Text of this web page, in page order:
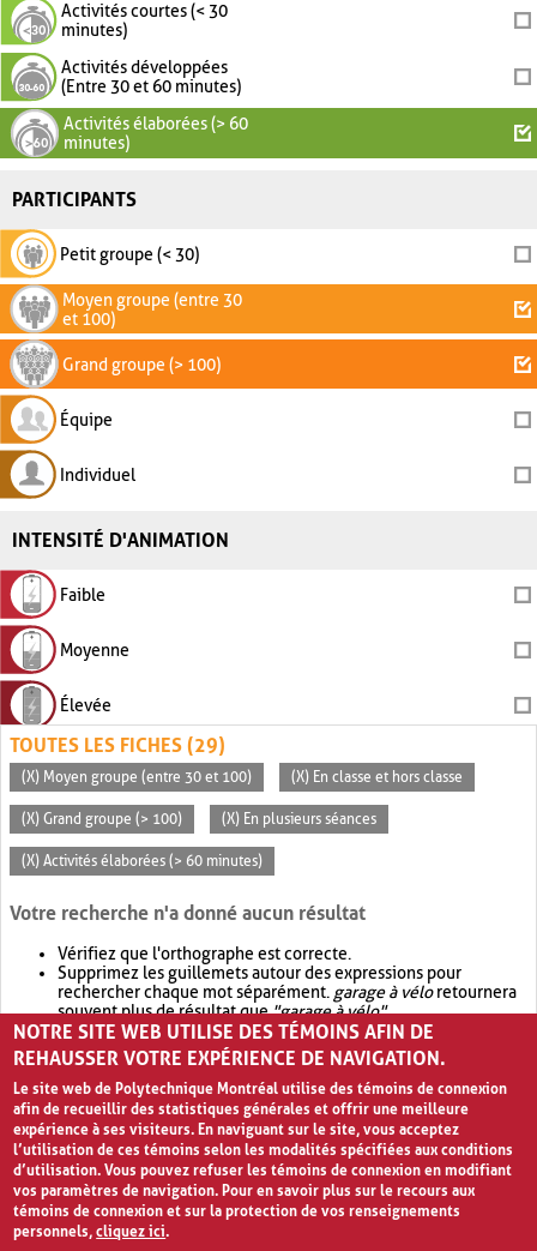
Activités courtes (< 30
minutes)
Activités développées
(Entre 30 et 60 minutes)
Activités élaborées (> 60
minutes)
PARTICIPANTS
Petit groupe (< 30)
Moyen groupe (entre 30
et 100)
Grand groupe (> 100)
Équipe
Individuel
INTENSITÉ D'ANIMATION
Faible
Moyenne
Élevée
TOUTES LES FICHES (29)
(X) Moyen groupe (entre 30 et 100) (X) En classe et hors classe
(X) Grand groupe (> 100) (X) En plusieurs séances
(X) Activités élaborées (> 60 minutes)
Votre recherche n'a donné aucun résultat
Vérifiez que l'orthographe est correcte.
Supprimez les guillemets autour des expressions pour
rechercher chaque mot séparément. garage à véloretournera
souvent plus de résultat que"garage à vélo".
Envisagez d'élargir votre recherche avec OR.garage OR vélo
retournera souvent plus de résultat quegarage à vélo
NOTRE SITE WEB UTILISE DES TÉMOINS AFIN DE
REHAUSSER VOTRE EXPÉRIENCE DE NAVIGATION.
Le site web de Polytechnique Montréal utilise des témoins de connexion
afin de recueillir des statistiques générales et offrir une meilleure
expérience à ses visiteurs. En naviguant sur le site, vous acceptez
l’utilisation de ces témoins selon les modalités spécifiées aux conditions
d’utilisation. Vous pouvez refuser les témoins de connexion en modifiant
vos paramètres de navigation. Pour en savoir plus sur le recours aux
témoins de connexion et sur la protection de vos renseignements
personnels,cliquez ici.